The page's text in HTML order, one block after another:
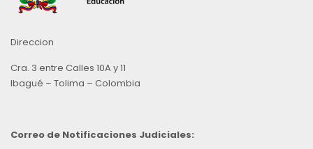
Direccion
Cra. 3 entre Calles 10A y 11
Ibagué – Tolima – Colombia
Correo de Notificaciones Judiciales: